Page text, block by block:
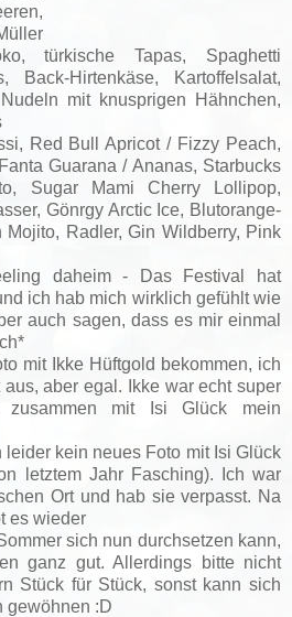
türkische Tapas, Spaghetti
Back-Hirtenkäse, Kartoffelsalat,
mit knusprigen Hähnchen,
Red Bull Apricot / Fizzy Peach,
Guarana / Ananas, Starbucks
Sugar Mami Cherry Lollipop,
Gönrgy Arctic Ice, Blutorange-
Mojito, Radler, Gin Wildberry, Pink
daheim - Das Festival hat
ich hab mich wirklich gefühlt wie
auch sagen, dass es mir einmal
mit Ikke Hüftgold bekommen, ich
aber egal. Ikke war echt super
zusammen mit Isi Glück mein
kein neues Foto mit Isi Glück
letztem Jahr Fasching). Ich war
Ort und hab sie verpasst. Na
es wieder
sich nun durchsetzen kann,
ganz gut. Allerdings bitte nicht
Stück für Stück, sonst kann sich
gewöhnen :D